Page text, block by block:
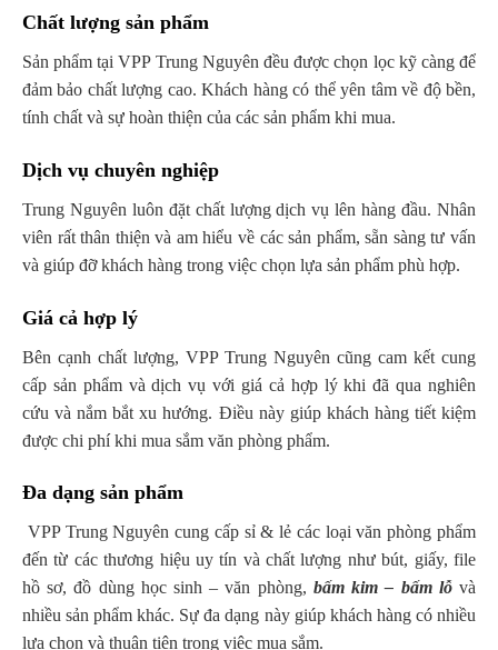
Chất lượng sản phẩm
Sản phẩm tại VPP Trung Nguyên đều được chọn lọc kỹ càng để
đảm bảo chất lượng cao. Khách hàng có thể yên tâm về độ bền,
tính chất và sự hoàn thiện của các sản phẩm khi mua.
Dịch vụ chuyên nghiệp
Trung Nguyên luôn đặt chất lượng dịch vụ lên hàng đầu. Nhân
viên rất thân thiện và am hiểu về các sản phẩm, sẵn sàng tư vấn
và giúp đỡ khách hàng trong việc chọn lựa sản phẩm phù hợp.
Giá cả hợp lý
Bên cạnh chất lượng, VPP Trung Nguyên cũng cam kết cung
cấp sản phẩm và dịch vụ với giá cả hợp lý khi đã qua nghiên
cứu và nắm bắt xu hướng. Điều này giúp khách hàng tiết kiệm
được chi phí khi mua sắm văn phòng phẩm.
Đa dạng sản phẩm
VPP Trung Nguyên cung cấp sỉ & lẻ các loại văn phòng phẩm
đến từ các thương hiệu uy tín và chất lượng như bút, giấy, file
hồ sơ, đồ dùng học sinh – văn phòng, bấm kim – bấm lỗvà
nhiều sản phẩm khác. Sự đa dạng này giúp khách hàng có nhiều
lựa chọn và thuận tiện trong việc mua sắm.